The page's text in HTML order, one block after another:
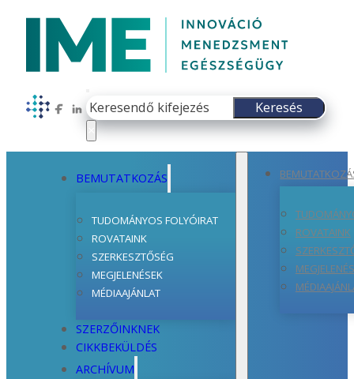
Follow us on Facebook
Follow us on LinkedIn
Keresés
Keresés
BEMUTATKOZÁS
TUDOMÁNYOS FOLYÓIRAT
ROVATAINK
SZERKESZTŐSÉG
MEGJELENÉSEK
MÉDIAAJÁNLAT
SZERZŐINKNEK
CIKKBEKÜLDÉS
ARCHÍVUM
ROVATAINK